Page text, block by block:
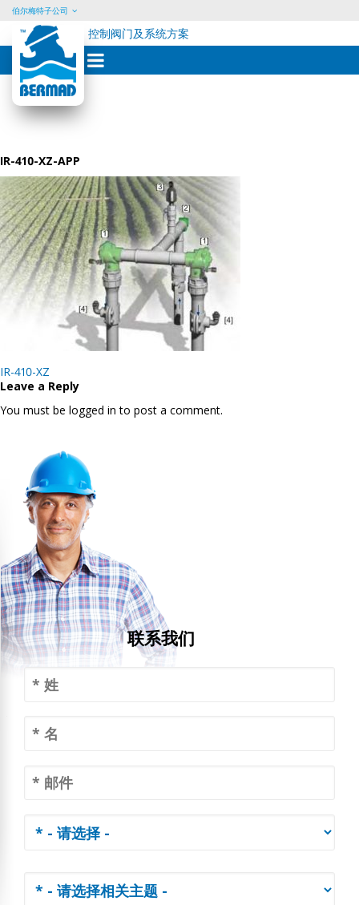
Skip
content
伯尔梅特子公司
控制阀门及系统方案
IR-410-XZ-APP
Post
navigation
IR-410-XZ
Leave a Reply
You must be logged in to post a comment.
联系我们